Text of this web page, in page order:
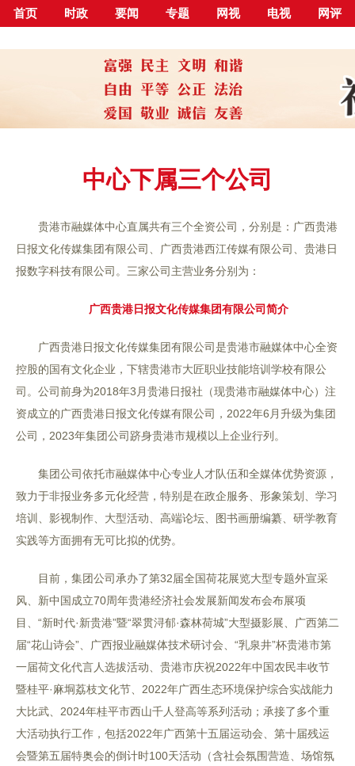
首页 时政 要闻 专题 网视 电视 网评
中心下属三个公司
贵港市融媒体中心直属共有三个全资公司，分别是：广西贵港
日报文化传媒集团有限公司、广西贵港西江传媒有限公司、贵港日
报数字科技有限公司。三家公司主营业务分别为：
广西贵港日报文化传媒集团有限公司简介
广西贵港日报文化传媒集团有限公司是贵港市融媒体中心全资
控股的国有文化企业，下辖贵港市大匠职业技能培训学校有限公
司。公司前身为2018年3月贵港日报社（现贵港市融媒体中心）注
资成立的广西贵港日报文化传媒有限公司，2022年6月升级为集团
公司，2023年集团公司跻身贵港市规模以上企业行列。
集团公司依托市融媒体中心专业人才队伍和全媒体优势资源，
致力于非报业务多元化经营，特别是在政企服务、形象策划、学习
培训、影视制作、大型活动、高端论坛、图书画册编纂、研学教育
实践等方面拥有无可比拟的优势。
目前，集团公司承办了第32届全国荷花展览大型专题外宣采
风、新中国成立70周年贵港经济社会发展新闻发布会布展项
目、“新时代·新贵港”暨“翠贯浔郁·森林荷城”大型摄影展、广西第二
届“花山诗会”、广西报业融媒体技术研讨会、“乳泉井”杯贵港市第
一届荷文化代言人选拔活动、贵港市庆祝2022年中国农民丰收节
暨桂平·麻垌荔枝文化节、2022年广西生态环境保护综合实战能力
大比武、2024年桂平市西山千人登高等系列活动；承接了多个重
大活动执行工作，包括2022年广西第十五届运动会、第十届残运
会暨第五届特奥会的倒计时100天活动（含社会氛围营造、场馆氛